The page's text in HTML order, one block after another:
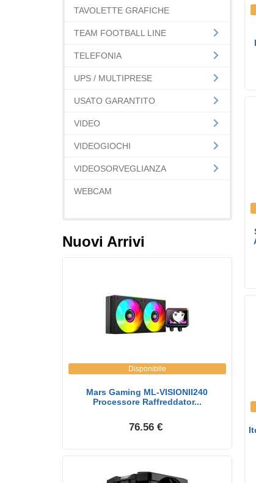
TAVOLETTE GRAFICHE
TEAM FOOTBALL LINE
TELEFONIA
UPS / MULTIPRESE
USATO GARANTITO
VIDEO
VIDEOGIOCHI
VIDEOSORVEGLIANZA
WEBCAM
Nuovi Arrivi
Disponibile
Mars Gaming ML-VISIONII240
Processore Raffreddator...
76.56 €